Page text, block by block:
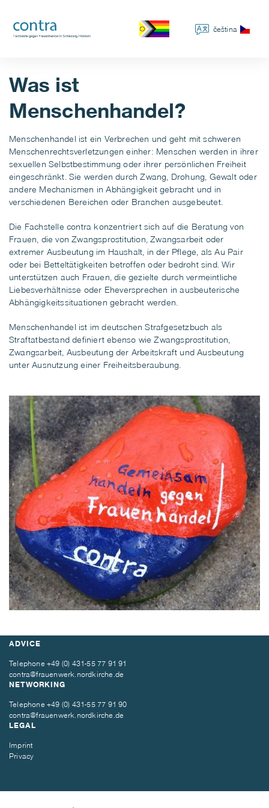
čeština
Was ist
Menschenhandel?
Menschenhandel ist ein Verbrechen und geht mit schweren
Menschenrechtsverletzungen einher: Menschen werden in ihrer
sexuellen Selbstbestimmung oder ihrer persönlichen Freiheit
eingeschränkt. Sie werden durch Zwang, Drohung, Gewalt oder
andere Mechanismen in Abhängigkeit gebracht und in
verschiedenen Bereichen oder Branchen ausgebeutet.
Die Fachstelle contra konzentriert sich auf die Beratung von
Frauen, die von Zwangsprostitution, Zwangsarbeit oder
extremer Ausbeutung im Haushalt, in der Pflege, als Au Pair
oder bei Betteltätigkeiten betroffen oder bedroht sind. Wir
unterstützen auch Frauen, die gezielte durch vermeintliche
Liebesverhältnisse oder Eheversprechen in ausbeuterische
Abhängigkeitssituationen gebracht werden.
Menschenhandel ist im deutschen Strafgesetzbuch als
Straftatbestand definiert ebenso wieZwangsprostitution
Zwangsarbeit Ausbeutung der Arbeitskraft undAusbeutung
unter Ausnutzung einer Freiheitsberaubung
ADVICE
Telephone+49 (0) 431-55 77 91 91
contra@frauenwerk.nordkirche.de
NETWORKING
Telephone+49 (0) 431-55 77 91 90
contra@frauenwerk.nordkirche.de
LEGAL
Imprint
Privacy